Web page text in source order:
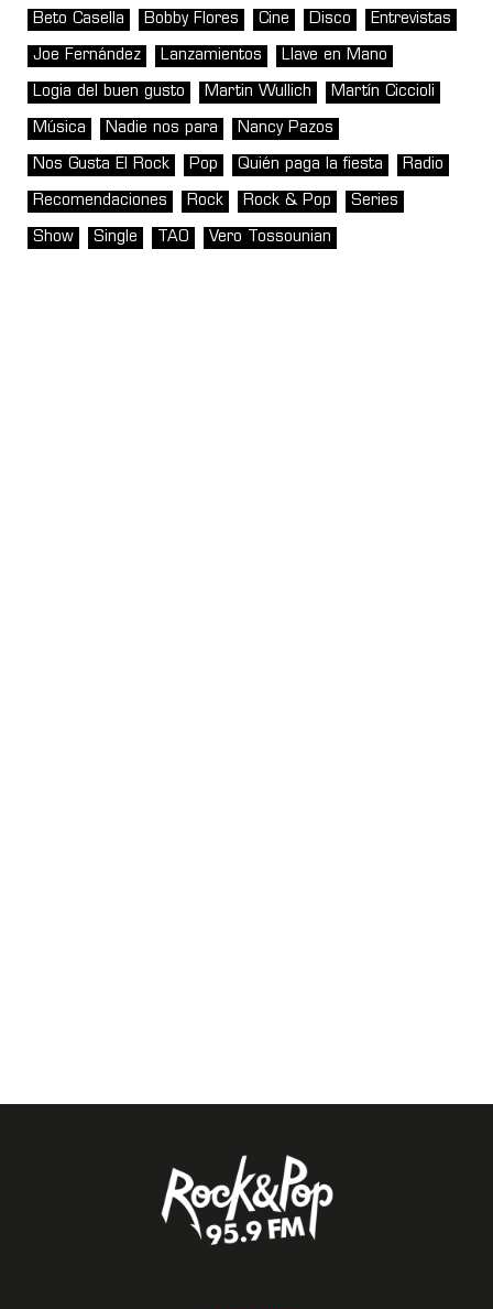
Beto Casella Bobby Flores Cine Disco Entrevistas
Joe Fernández Lanzamientos Llave en Mano
Logia del buen gusto Martin Wullich Martín Ciccioli
Música Nadie nos para Nancy Pazos
Nos Gusta El Rock Pop Quién paga la fiesta Radio
Recomendaciones Rock Rock & Pop Series
Show Single TAO Vero Tossounian